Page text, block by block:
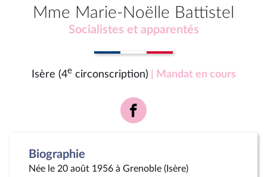
Mme Marie-Noëlle Battistel
Socialistes et apparentés
Isère (4ecirconscription) | Mandat en cours
Voir
la
Biographie
Née le 20 août 1956 à Grenoble (Isère)